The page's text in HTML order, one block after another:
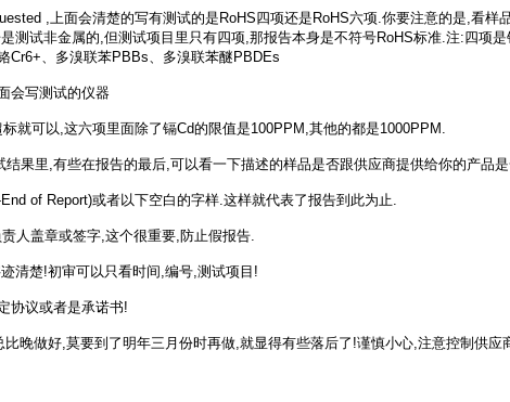
,上面会清楚的写有测试的是RoHS四项还是RoHS六项.你要注意的是,看样
测试非金属的,但测试项目里只有四项,那报告本身是不符号RoHS标准.注:四项
Cr6+、多溴联苯PBBs、多溴联苯醚PBDEs
会写测试的仪器
就可以,这六项里面除了镉Cd的限值是100PPM,其他的都是1000PPM.
果里,有些在报告的最后,可以看一下描述的样品是否跟供应商提供给你的产品
of Report)或者以下空白的字样.这样就代表了报告到此为止.
人盖章或签字,这个很重要,防止假报告.
清楚!初审可以只看时间,编号,测试项目!
协议或者是承诺书!
晚做好,莫要到了明年三月份时再做,就显得有些落后了!谨慎小心,注意控制供